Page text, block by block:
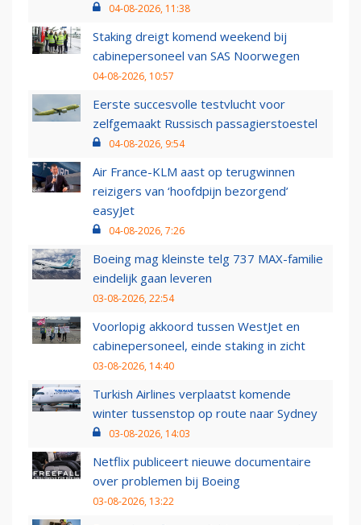
04-08-2026, 11:38
Staking dreigt komend weekend bij
cabinepersoneel van SAS Noorwegen
04-08-2026, 10:57
Eerste succesvolle testvlucht voor
zelfgemaakt Russisch passagierstoestel
04-08-2026, 9:54
Air France-KLM aast op terugwinnen
reizigers van ‘hoofdpijn bezorgend’
easyJet
04-08-2026, 7:26
Boeing mag kleinste telg 737 MAX-familie
eindelijk gaan leveren
03-08-2026, 22:54
Voorlopig akkoord tussen WestJet en
cabinepersoneel, einde staking in zicht
03-08-2026, 14:40
Turkish Airlines verplaatst komende
winter tussenstop op route naar Sydney
03-08-2026, 14:03
Netflix publiceert nieuwe documentaire
over problemen bij Boeing
03-08-2026, 13:22